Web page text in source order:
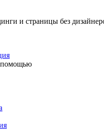
и страницы без
помощью